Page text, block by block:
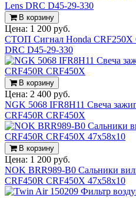
В корзину
Цена: 1 200 руб.
СТОП Сигнал Honda CRF250X
DRC D45-29-330
В корзину
Цена: 2 400 руб.
NGK 5068 IFR8H11 Свеча
CRF450R CRF450X
В корзину
Цена: 1 200 руб.
NOK BRR989-B0 Сальники
CRF450R CRF450X 47x58x10